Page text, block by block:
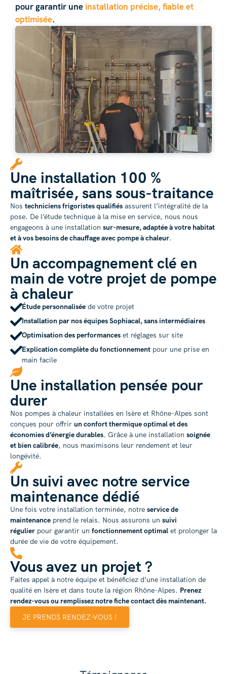
pour garantir une installation précise, fiable et
optimisée.
Une installation 100 %
maîtrisée, sans sous-traitance
Nos techniciens frigoristes qualifiés assurent l’intégralité de la
pose. De l’étude technique à la mise en service, nous nous
engageons à une installation sur-mesure, adaptée à votre habitat
et à vos besoins de chauffage avec pompe à chaleur.
Un accompagnement clé en
main de votre projet de pompe
à chaleur
Étude personnaliséede votre projet
Installation par nos équipes Sophiacal, sans intermédiaires
Optimisation des performanceset réglages sur site
Explication complète du fonctionnementpour une prise en
main facile
Une installation pensée pour
durer
Nos pompes à chaleur installées en Isère et Rhône-Alpes sont
conçues pour offrir un confort thermique optimal et des
économies d’énergie durables. Grâce à une installation soignée
et bien calibrée, nous maximisons leur rendement et leur
longévité.
Un suivi avec notre service
maintenance dédié
Une fois votre installation terminée, notre service de
maintenance prend le relais. Nous assurons un suivi
régulier pour garantir un fonctionnement optimal et prolonger la
durée de vie de votre équipement.
Vous avez un projet ?
Faites appel à notre équipe et bénéficiez d’une installation de
qualité en Isère et dans toute la région Rhône-Alpes. Prenez
rendez-vous ou remplissez notre fiche contact dès maintenant.
JE PRENDS RENDEZ-VOUS !